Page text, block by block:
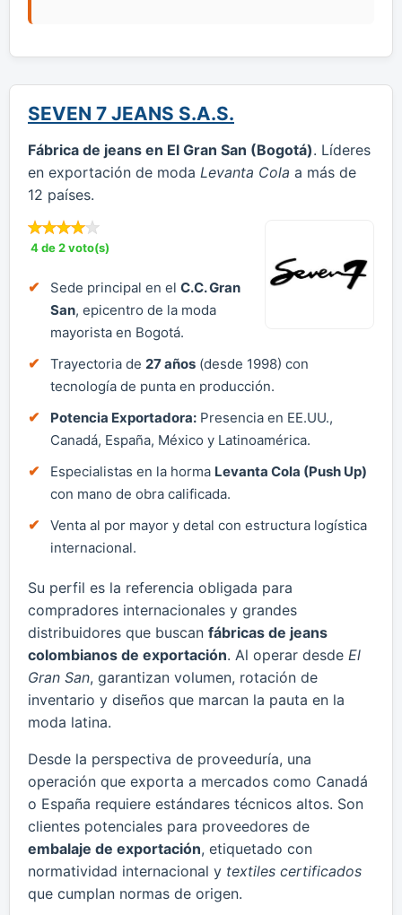
SEVEN 7 JEANS S.A.S.
Fábrica de jeans en El Gran San (Bogotá). Líderes
en exportación de moda Levanta Cola a más de
12 países.
4 de 2 voto(s)
Sede principal en el C.C. Gran
San, epicentro de la moda
mayorista en Bogotá.
Trayectoria de 27 años (desde 1998) con
tecnología de punta en producción.
Potencia Exportadora: Presencia en EE.UU.,
Canadá, España, México y Latinoamérica.
Especialistas en la horma Levanta Cola (Push Up)
con mano de obra calificada.
Venta al por mayor y detal con estructura logística
internacional.
Su perfil es la referencia obligada para
compradores internacionales y grandes
distribuidores que buscan fábricas de jeans
colombianos de exportación. Al operar desde El
Gran San, garantizan volumen, rotación de
inventario y diseños que marcan la pauta en la
moda latina.
Desde la perspectiva de proveeduría, una
operación que exporta a mercados como Canadá
o España requiere estándares técnicos altos. Son
clientes potenciales para proveedores de
embalaje de exportación, etiquetado con
normatividad internacional y textiles certificados
que cumplan normas de origen.